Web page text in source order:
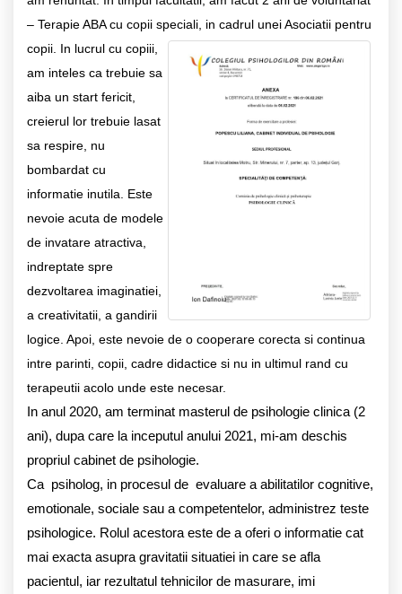
– Terapie ABA cu copii speciali, in cadrul unei Asociatii pentru
copii. In lucrul cu copiii,
am inteles ca trebuie sa
aiba un start fericit,
creierul lor trebuie lasat
sa respire, nu
bombardat cu
informatie inutila. Este
nevoie acuta de modele
de invatare atractiva,
indreptate spre
dezvoltarea imaginatiei,
a creativitatii, a gandirii
logice. Apoi, este nevoie de o cooperare corecta si continua
intre parinti, copii, cadre didactice si nu in ultimul rand cu
terapeutii acolo unde este necesar.
In anul 2020, am terminat masterul de psihologie clinica (2
ani), dupa care la inceputul anului 2021, mi-am deschis
propriul cabinet de psihologie.
Ca psiholog, in procesul de evaluare a abilitatilor cognitive,
emotionale, sociale sau a competentelor, administrez teste
psihologice. Rolul acestora este de a oferi o informatie cat
mai exacta asupra gravitatii situatiei in care se afla
pacientul, iar rezultatul tehnicilor de masurare, imi